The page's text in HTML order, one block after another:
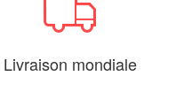
Livraison mondiale